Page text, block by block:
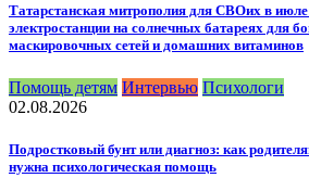
Татарстанская митрополия для СВОих в
электростанции на солнечных батареях для
маскировочных сетей и домашних витаминов
Помощь детям Интервью Психологи
02.08.2026
Подростковый бунт или диагноз: как
нужна психологическая помощь